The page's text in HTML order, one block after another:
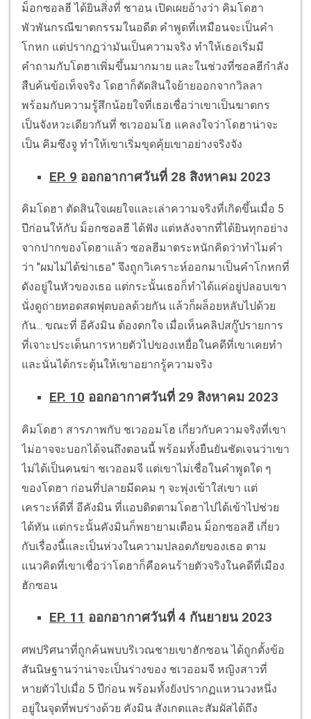
ม็อกซอลฮี ได้ยินสิ่งที่ ชาอน เปิดเผยอ้างว่า คิมโดฮา
พัวพันกรณีฆาตกรรมในอดีต คำพูดที่เหมือนจะเป็นคำ
โกหก แต่ปรากฏว่ามันเป็นความจริง ทำให้เธอเริ่มมี
คำถามกับโดฮาเพิ่มขึ้นมากมาย และในช่วงที่ซอลฮีกำลัง
สืบค้นข้อเท็จจริง โดฮาก็ตัดสินใจย้ายออกจากวิลลา
พร้อมกับความรู้สึกน้อยใจที่เธอเชื่อว่าเขาเป็นฆาตกร
เป็นจังหวะเดียวกันที่ ชเวออมโฮ แคลงใจว่าโดฮาน่าจะ
เป็น คิมซึงจู ทำให้เขาเริ่มขุดคุ้ยเขาอย่างจริงจัง
EP. 9 ออกอากาศวันที่ 28 สิงหาคม 2023
คิมโดฮา ตัดสินใจเผยใจและเล่าความจริงที่เกิดขึ้นเมื่อ 5
ปีก่อนให้กับ ม็อกซอลฮี ได้ฟัง แต่หลังจากที่ได้ยินทุกอย่าง
จากปากของโดฮาแล้ว ซอลฮีมาตระหนักคิดว่าทำไมคำ
ว่า "ผมไม่ได้ฆ่าเธอ" จึงถูกวิเคราะห์ออกมาเป็นคำโกหกที่
ดังอยู่ในหัวของเธอ แต่กระนั้นเธอก็ทำได้แค่อยู่ปลอบเขา
นั่งดูถ่ายทอดสดฟุตบอลด้วยกัน แล้วก็ผล็อยหลับไปด้วย
กัน... ขณะที่ อีคังมิน ต้องตกใจ เมื่อเห็นคลิปสกู๊ปรายการ
ที่เจาะประเด็นการหายตัวไปของเหยื่อในคดีที่เขาเคยทำ
และนั่นได้กระตุ้นให้เขาอยากรู้ความจริง
EP. 10 ออกอากาศวันที่ 29 สิงหาคม 2023
คิมโดฮา สารภาพกับ ชเวออมโฮ เกี่ยวกับความจริงที่เขา
ไม่อาจจะบอกได้จนถึงตอนนี้ พร้อมทั้งยืนยันชัดเจนว่าเขา
ไม่ได้เป็นคนฆ่า ชเวออมจี แต่เขาไม่เชื่อในคำพูดใด ๆ
ของโดฮา ก่อนที่ปลายมีดคม ๆ จะพุ่งเข้าใส่เขา แต่
เคราะห์ดีที่ อีคังมิน ที่แอบติดตามโดฮาไปได้เข้าไปช่วย
ได้ทัน แต่กระนั้นคังมินก็พยายามเตือน ม็อกซอลฮี เกี่ยว
กับเรื่องนี้และเป็นห่วงในความปลอดภัยของเธอ ตาม
แนวคิดที่เขาเชื่อว่าโดฮาก็คือคนร้ายตัวจริงในคดีที่เมือง
ฮักซอน
EP. 11 ออกอากาศวันที่ 4 กันยายน 2023
ศพปริศนาที่ถูกค้นพบบริเวณชายเขาฮักซอน ได้ถูกตั้งข้อ
สันนิษฐานว่าน่าจะเป็นร่างของ ชเวออมจี หญิงสาวที่
หายตัวไปเมื่อ 5 ปีก่อน พร้อมทั้งยังปรากฏแหวนวงหนึ่ง
อยู่ในจุดที่พบร่างด้วย คังมิน สังเกตและสัมผัสได้ถึง